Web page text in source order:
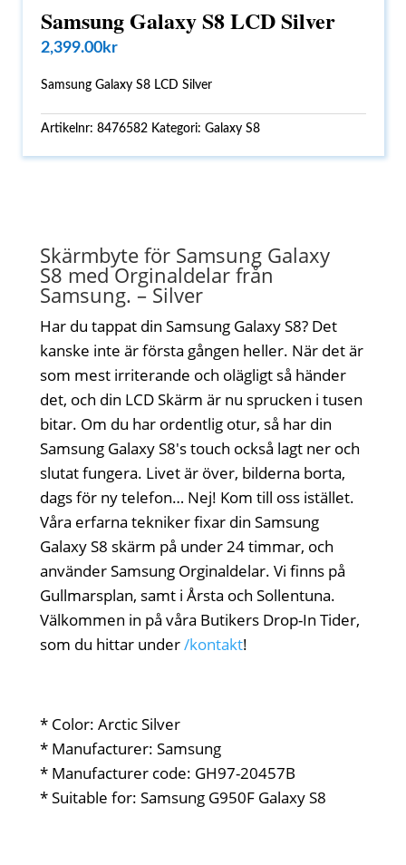
Samsung Galaxy S8 LCD Silver
2,399.00kr
Samsung Galaxy S8 LCD Silver
Artikelnr:8476582 Kategori:Galaxy S8
Skärmbyte för Samsung Galaxy
S8 med Orginaldelar från
Samsung. – Silver
Har du tappat din Samsung Galaxy S8? Det
kanske inte är första gången heller. När det är
som mest irriterande och olägligt så händer
det, och din LCD Skärm är nu sprucken i tusen
bitar. Om du har ordentlig otur, så har din
Samsung Galaxy S8's touch också lagt ner och
slutat fungera. Livet är över, bilderna borta,
dags för ny telefon… Nej! Kom till oss istället.
Våra erfarna tekniker fixar din Samsung
Galaxy S8 skärm på under 24 timmar, och
använder Samsung Orginaldelar. Vi finns på
Gullmarsplan, samt i Årsta och Sollentuna.
Välkommen in på våra Butikers Drop-In Tider,
som du hittar under/kontakt!
* Color: Arctic Silver
* Manufacturer: Samsung
* Manufacturer code: GH97-20457B
* Suitable for: Samsung G950F Galaxy S8